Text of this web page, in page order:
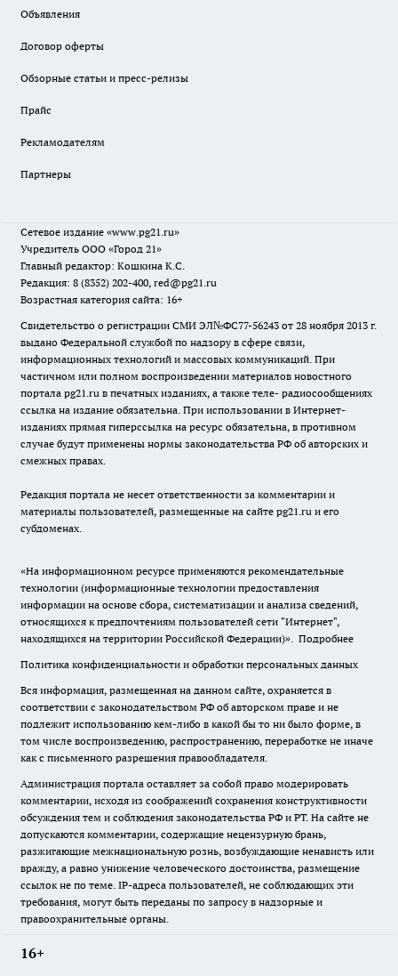
Объявления
Договор оферты
Обзорные статьи и пресс-релизы
Прайс
Рекламодателям
Партнеры
Сетевое издание «www.pg21.ru»
Учредитель ООО «Город 21»
Главный редактор: Кошкина К.С.
Редакция: 8 (8352) 202-400, red@pg21.ru
Возрастная категория сайта: 16+
Свидетельство о регистрации СМИ ЭЛ№ФС77-56243 от 28 ноября 2013 г.
выдано Федеральной службой по надзору в сфере связи,
информационных технологий и массовых коммуникаций. При
частичном или полном воспроизведении материалов новостного
портала pg21.ru в печатных изданиях, а также теле- радиосообщениях
ссылка на издание обязательна. При использовании в Интернет-
изданиях прямая гиперссылка на ресурс обязательна, в противном
случае будут применены нормы законодательства РФ об авторских и
смежных правах.
Редакция портала не несет ответственности за комментарии и
материалы пользователей, размещенные на сайте pg21.ru и его
субдоменах.
«На информационном ресурсе применяются рекомендательные
технологии (информационные технологии предоставления
информации на основе сбора, систематизации и анализа сведений,
относящихся к предпочтениям пользователей сети "Интернет",
находящихся на территории Российской Федерации)». Подробнее
Политика конфиденциальности и обработки персональных данных
Вся информация, размещенная на данном сайте, охраняется в
соответствии с законодательством РФ об авторском праве и не
подлежит использованию кем-либо в какой бы то ни было форме, в
том числе воспроизведению, распространению, переработке не иначе
как с письменного разрешения правообладателя.
Администрация портала оставляет за собой право модерировать
комментарии, исходя из соображений сохранения конструктивности
обсуждения тем и соблюдения законодательства РФ и РТ. На сайте не
допускаются комментарии, содержащие нецензурную брань,
разжигающие межнациональную рознь, возбуждающие ненависть или
вражду, а равно унижение человеческого достоинства, размещение
ссылок не по теме. IP-адреса пользователей, не соблюдающих эти
требования, могут быть переданы по запросу в надзорные и
правоохранительные органы.
16+